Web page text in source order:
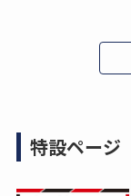
特設ページ